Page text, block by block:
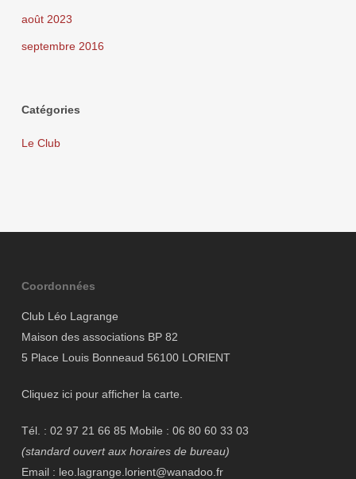
août 2023
septembre 2016
Catégories
Le Club
Coordonnées
Club Léo Lagrange
Maison des associations BP 82
5 Place Louis Bonneaud 56100 LORIENT
Cliquez ici pour afficher la carte.
Tél. : 02 97 21 66 85 Mobile : 06 80 60 33 03
(standard ouvert aux horaires de bureau)
Email : leo.lagrange.lorient@wanadoo.fr